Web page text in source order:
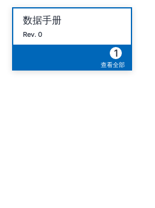
数据手册
Rev. 0
1
查看全部